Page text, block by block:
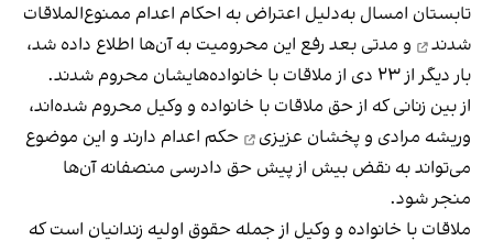
تابستان امسال به‌دلیل اعتراض به احکام اعدام ممنوع‌الملاقات
شدند
و مدتی بعد رفع این محرومیت به آن‌ها اطلاع داده شد،
بار دیگر از ۲۳ دی از ملاقات با خانواده‌هایشان محروم شدند.
از بین زنانی که از حق ملاقات با خانواده و وکیل محروم شده‌اند،
وریشه مرادی و پخشان عزیزی
حکم اعدام دارند و این موضوع
می‌تواند به نقض بیش از پیش حق دادرسی منصفانه آن‌ها
منجر شود.
ملاقات با خانواده و وکیل از جمله حقوق اولیه زندانیان است که